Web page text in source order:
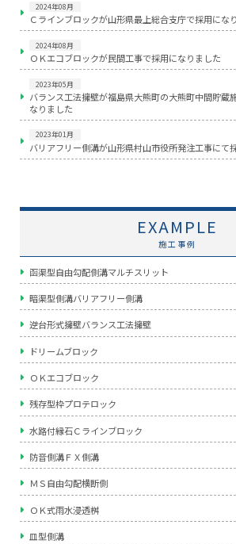
2024年08月
Ｃラインブロックが山形県最上総合支庁で採用にな
2024年08月
ＯＫエコブロックが民間工事で採用になりました
2023年05月
バランス工法擁壁が福島県大熊町の大熊町中間貯蔵
なりました
2023年01月
バリアフリー側溝が山形県村山市役所発注工事にて
EXAMPLE
施工事例
函渠型自由勾配側溝マルチスリット
暗渠型側溝バリアフリー側溝
逆台形式擁壁バランス工法擁壁
ドリームブロック
ＯＫエコブロック
残存型枠プロテロック
水路付縁石Ｃラインブロック
防音側溝ＦＸ側溝
ＭＳ自由勾配横断側
ＯＫ式雨水浸透桝
皿型側溝